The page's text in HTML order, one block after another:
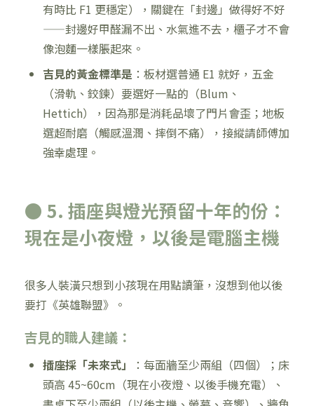
有時比 F1 更穩定），關鍵在「封邊」做得好不好
——封邊好甲醛漏不出、水氣進不去，櫃子才不會
像泡麵一樣脹起來。
吉見的黃金標準是：板材選普通 E1 就好，五金
（滑軌、鉸鍊）要選好一點的（Blum、
Hettich），因為那是消耗品壞了門片會歪；地板
選超耐磨（觸感溫潤、摔倒不痛），接縱請師傅加
強幸處理。
● 5. 插座與燈光預留十年的份：
現在是小夜燈，以後是電腦主機
很多人裝潢只想到小孩現在用點讀筆，沒想到他以後
要打《英雄聯盟》。
吉見的職人建議：
插座採「未來式」
：每面牆至少兩組（四個）；床
頭高 45~60cm（現在小夜燈、以後手機充電）、